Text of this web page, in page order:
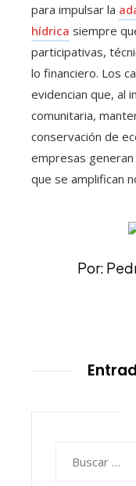
para impulsar la
hídrica siempre
participativas,
lo financiero. Los
evidencian que, al
comunitaria,
conservación de
empresas
que se amplifican
Por: